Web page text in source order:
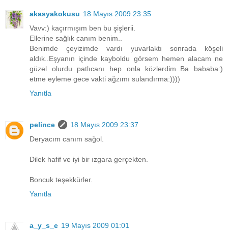
akasyakokusu 18 Mayıs 2009 23:35
Vavv:) kaçırmışım ben bu şişlerii.
Ellerine sağlık canım benim..
Benimde çeyizimde vardı yuvarlaktı sonrada köşeli
aldık..Eşyanın içinde kayboldu görsem hemen alacam ne
güzel olurdu patlıcanı hep onla közlerdim..Ba bababa:)
etme eyleme gece vakti ağzımı sulandırma:))))
Yanıtla
pelince
18 Mayıs 2009 23:37
Deryacım canım sağol.
Dilek hafif ve iyi bir ızgara gerçekten.
Boncuk teşekkürler.
Yanıtla
a_y_s_e 19 Mayıs 2009 01:01